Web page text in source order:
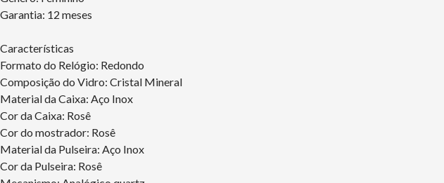
Garantia: 12 meses
Características
Formato do Relógio: Redondo
Composição do Vidro: Cristal Mineral
Material da Caixa: Aço Inox
Cor da Caixa: Rosê
Cor do mostrador: Rosê
Material da Pulseira: Aço Inox
Cor da Pulseira: Rosê